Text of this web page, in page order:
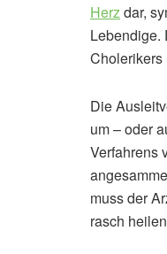
Herzdar,
Lebendige.
Cholerikers
Die
um – oder
Verfahrens
muss der
rasch